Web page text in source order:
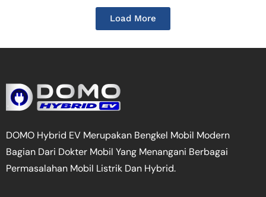
Load More
DOMO Hybrid EV Merupakan Bengkel Mobil Modern
Bagian Dari Dokter Mobil Yang Menangani Berbagai
Permasalahan Mobil Listrik Dan Hybrid.